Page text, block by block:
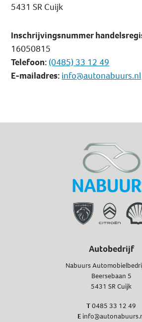
5431 SR Cuijk
Inschrijvingsnummer
16050815
Telefoon: (0485) 33 12 49
E-mailadres: info@autonabuurs.nl
Autobedrijf
Nabuurs
Beersebaan 5
5431 SR Cuijk
T0485 33 12 49
E